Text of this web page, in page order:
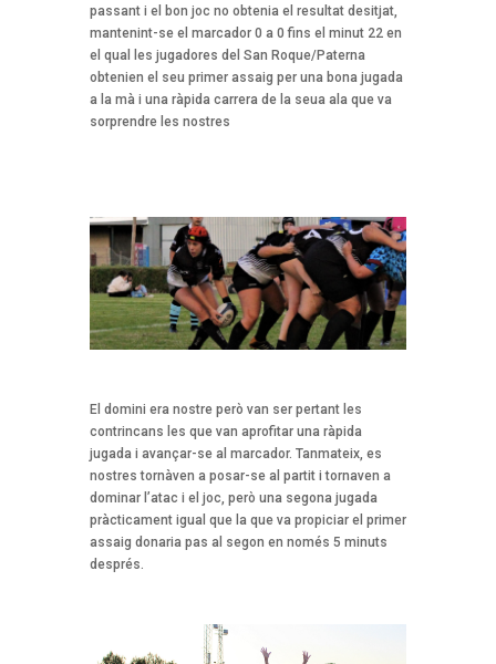
passant i el bon joc no obtenia el resultat desitjat,
mantenint-se el marcador 0 a 0 fins el minut 22 en
el qual les jugadores del San Roque/Paterna
obtenien el seu primer assaig per una bona jugada
a la mà i una ràpida carrera de la seua ala que va
sorprendre les nostres
El domini era nostre però van ser pertant les
contrincans les que van aprofitar una ràpida
jugada i avançar-se al marcador. Tanmateix, es
nostres tornàven a posar-se al partit i tornaven a
dominar l’atac i el joc, però una segona jugada
pràcticament igual que la que va propiciar el primer
assaig donaria pas al segon en només 5 minuts
després.